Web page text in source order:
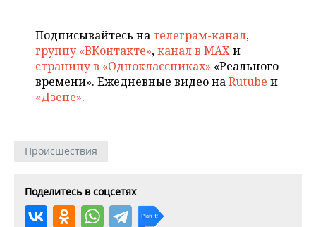
ХОККЕЙ С МЯЧОМ
ПРОИСШЕСТВИЯ
Подписывайтесь на телеграм-канал,
группу «ВКонтакте»,канал в MAXи
страницу в «Одноклассниках» «Реального
времени». Ежедневные видео наRutube и
«Дзене».
Происшествия
Поделитесь в соцсетях